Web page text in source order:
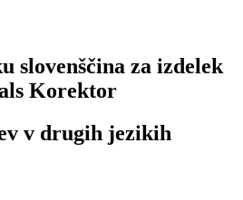
slovenščina za izdelek
Korektor
v drugih jezikih